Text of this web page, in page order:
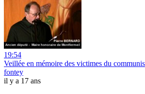
19:54
Veillée en mémoire des victimes du
fontey
il y a 17 ans